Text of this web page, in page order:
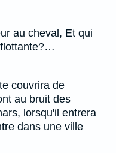
au cheval, Et qui
couvrira de
au bruit des
lorsqu'il entrera
dans une ville